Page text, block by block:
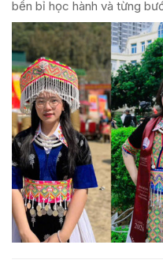
bền bỉ học hành và từng